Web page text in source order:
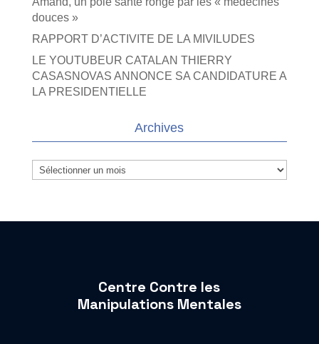
douces »
RAPPORT D’ACTIVITE DE LA MIVILUDES
LE YOUTUBEUR CATALAN THIERRY
CASASNOVAS ANNONCE SA CANDIDATURE A
LA PRESIDENTIELLE
Archives
Archives
Centre Contre les
Manipulations Mentales